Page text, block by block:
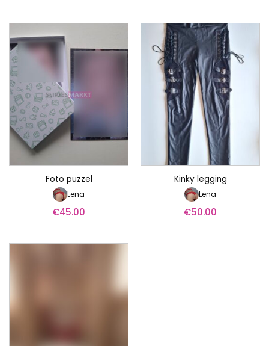
Foto puzzel
Lena
€45.00
Kinky legging
Lena
€50.00